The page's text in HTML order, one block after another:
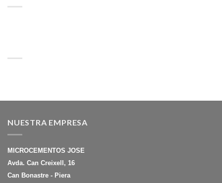
NUESTRA EMPRESA
MICROCEMENTOS JOSE
Avda. Can Creixell, 16
Can Bonastre - Piera